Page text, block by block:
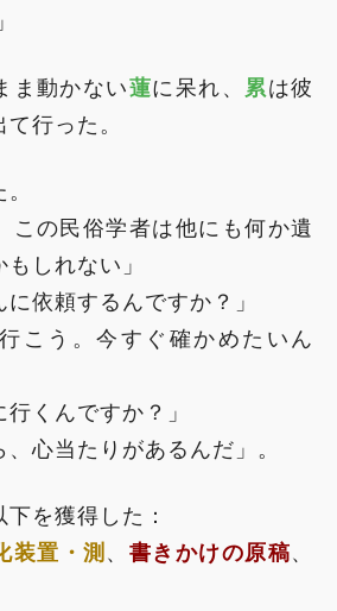
ま動かない蓮に呆れ、 累は彼
行った。
この民俗学者は他にも何か遺
しれない」
に依頼するんですか？」
こう。今すぐ確かめたいん
行くんですか？」
、心当たりがあるんだ」。
を獲得した：
装置・測 、 書きかけの原稿、